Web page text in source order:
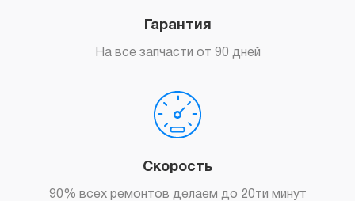
Гарантия
На все запчасти от 90 дней
Скорость
90% всех ремонтов делаем до 20ти минут